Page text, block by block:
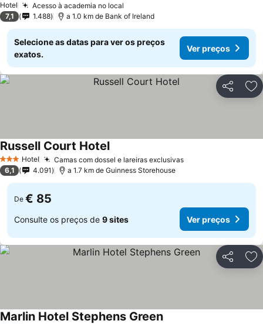
Hotel Acesso à academia no local
7,1 1.488 a 1.0 km de Bank of Ireland
Selecione as datas para ver os preços
exatos.
Ver preços
Partilhar
3 EstrelasHotel Camas com dossel e lareiras exclusivas
Russell Court Hotel
6,1 4.091 a 1.7 km de Guinness Storehouse
De € 85
Consulte os preços de 9 sites Ver preços
Partilhar
Marlin Hotel Stephens Green